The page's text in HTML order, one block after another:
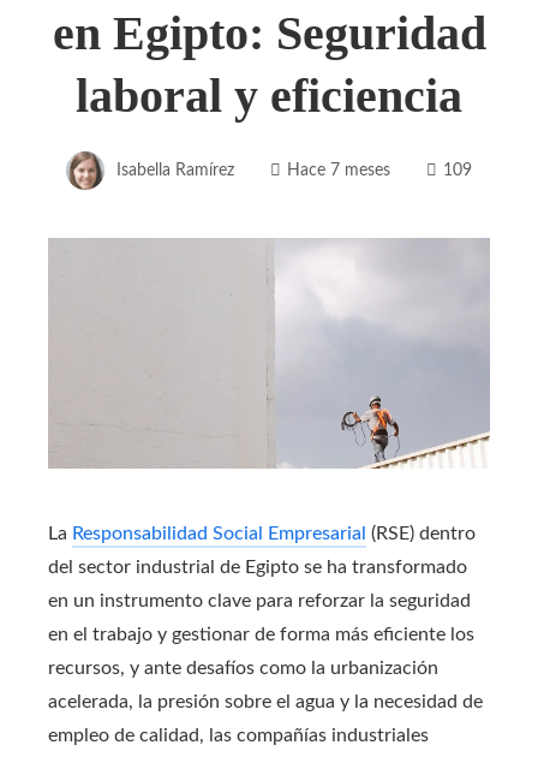
en Egipto: Seguridad
laboral y eficiencia
Isabella Ramírez Hace 7 meses 109
La Responsabilidad Social Empresarial (RSE) dentro
del sector industrial de Egipto se ha transformado
en un instrumento clave para reforzar la seguridad
en el trabajo y gestionar de forma más eficiente los
recursos, y ante desafíos como la urbanización
acelerada, la presión sobre el agua y la necesidad de
empleo de calidad, las compañías industriales